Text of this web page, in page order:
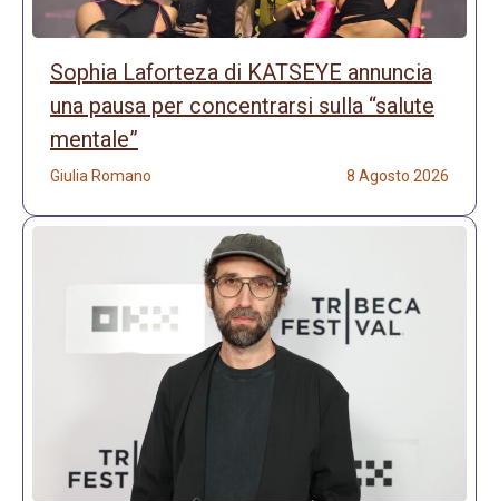
Sophia Laforteza di KATSEYE annuncia
una pausa per concentrarsi sulla “salute
mentale”
Giulia Romano 8 Agosto 2026